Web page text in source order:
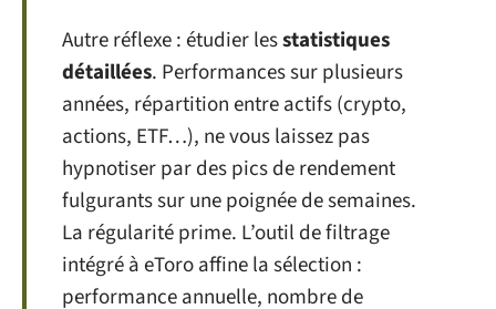
Autre réflexe : étudier lesstatistiques
détaillées. Performances sur plusieurs
années, répartition entre actifs (crypto,
actions, ETF…), ne vous laissez pas
hypnotiser par des pics de rendement
fulgurants sur une poignée de semaines.
La régularité prime. L’outil de filtrage
intégré à eToro affine la sélection :
performance annuelle, nombre de